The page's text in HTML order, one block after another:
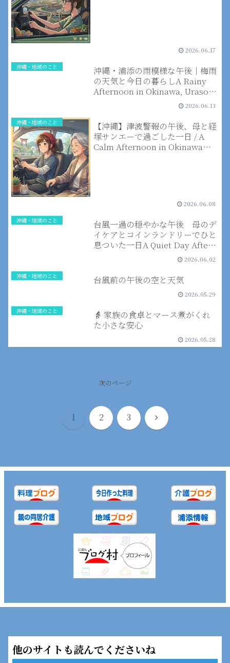
2026.06.17
沖縄・地域のこと
沖縄・浦添の雨模様な午後｜梅雨
の天気と今日の暮らしA Rainy
Afternoon in Okinawa, Urasoe
｜Rainy Season Weather and
2026.06.13
沖縄・地域のこと
【沖縄】津波警報の午後、母と経
塚サンエーで過ごした一日 / A
Calm Afternoon in Okinawa
2026.06.08
沖縄・地域のこと
台風一過の穏やかな午後 母のデ
イケアとコインランドリーでひと
息ついた一日A Quiet Day After
the Typhoon in Urasoe 2026.06.02
沖縄・地域のこと 台風前の午後の空と天気
2026.05.29
沖縄・地域のこと
👵 家族の食卓とマース煮がくれ
た小さな安心
2026.05.28
次のページ
1 2 3
次
他のサイトも読んでくださいね